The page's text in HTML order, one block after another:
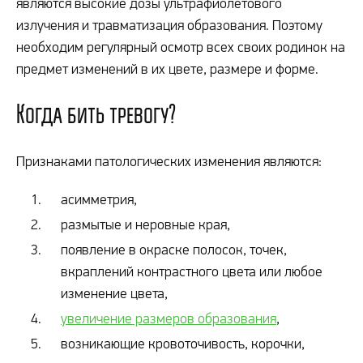
являются высокие дозы ультрафиолетового
излучения и травматизация образования. Поэтому
необходим регулярный осмотр всех своих родинок на
предмет изменений в их цвете, размере и форме.
Когда бить тревогу?
Признаками патологических изменения являются:
асимметрия,
размытые и неровные края,
появление в окраске полосок, точек,
вкраплений контрастного цвета или любое
изменение цвета,
увеличение размеров образования,
возникающие кровоточивость, корочки,